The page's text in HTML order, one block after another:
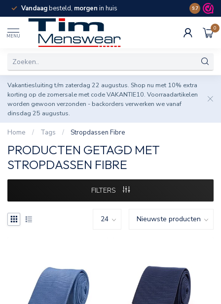
Vandaagbesteld, morgen in huis Spaar
9.7
MENU
0
Vakantiesluiting t/m zaterdag 22 augustus. Shop nu met 10% extra
korting op de zomersale met code VAKANTIE10. Voorraadartikelen
worden gewoon verzonden - backorders verwerken we vanaf
dinsdag 25 augustus.
Home / Tags / Stropdassen Fibre
PRODUCTEN GETAGD MET
STROPDASSEN FIBRE
FILTERS